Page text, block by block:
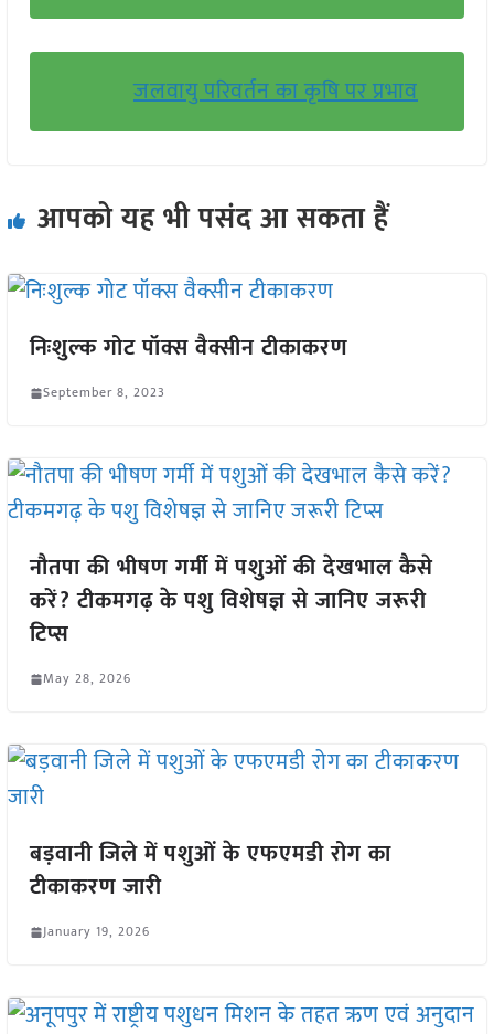
जलवायु परिवर्तन का कृषि पर प्रभाव
आपको यह भी पसंद आ सकता हैं
निःशुल्क गोट पॉक्स वैक्सीन टीकाकरण
September 8, 2023
नौतपा की भीषण गर्मी में पशुओं की देखभाल कैसे
करें? टीकमगढ़ के पशु विशेषज्ञ से जानिए जरूरी
टिप्स
May 28, 2026
बड़वानी जिले में पशुओं के एफएमडी रोग का
टीकाकरण जारी
January 19, 2026